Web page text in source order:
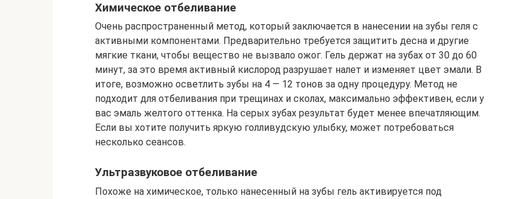
Химическое отбеливание
Очень распространенный метод, который заключается в нанесении на зубы геля с
активными компонентами. Предварительно требуется защитить десна и другие
мягкие ткани, чтобы вещество не вызвало ожог. Гель держат на зубах от 30 до 60
минут, за это время активный кислород разрушает налет и изменяет цвет эмали. В
итоге, возможно осветлить зубы на 4 — 12 тонов за одну процедуру. Метод не
подходит для отбеливания при трещинах и сколах, максимально эффективен, если у
вас эмаль желтого оттенка. На серых зубах результат будет менее впечатляющим.
Если вы хотите получить яркую голливудскую улыбку, может потребоваться
несколько сеансов.
Ультразвуковое отбеливание
Похоже на химическое, только нанесенный на зубы гель активируется под